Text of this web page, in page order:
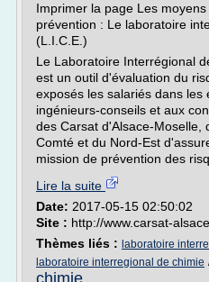
Imprimer la page Les
prévention : Le laboratoire
(L.I.C.E.)
Le Laboratoire Interrégional
est un outil d'évaluation du
exposés les salariés dans
ingénieurs-conseils et aux
des Carsat d'Alsace-Moselle,
Comté et du Nord-Est
mission de prévention des
Lire la suite
Date: 2017-05-15 02:50:02
Site : http://www.carsat-
Thèmes liés : laboratoire
laboratoire interregional de chimie
chimie